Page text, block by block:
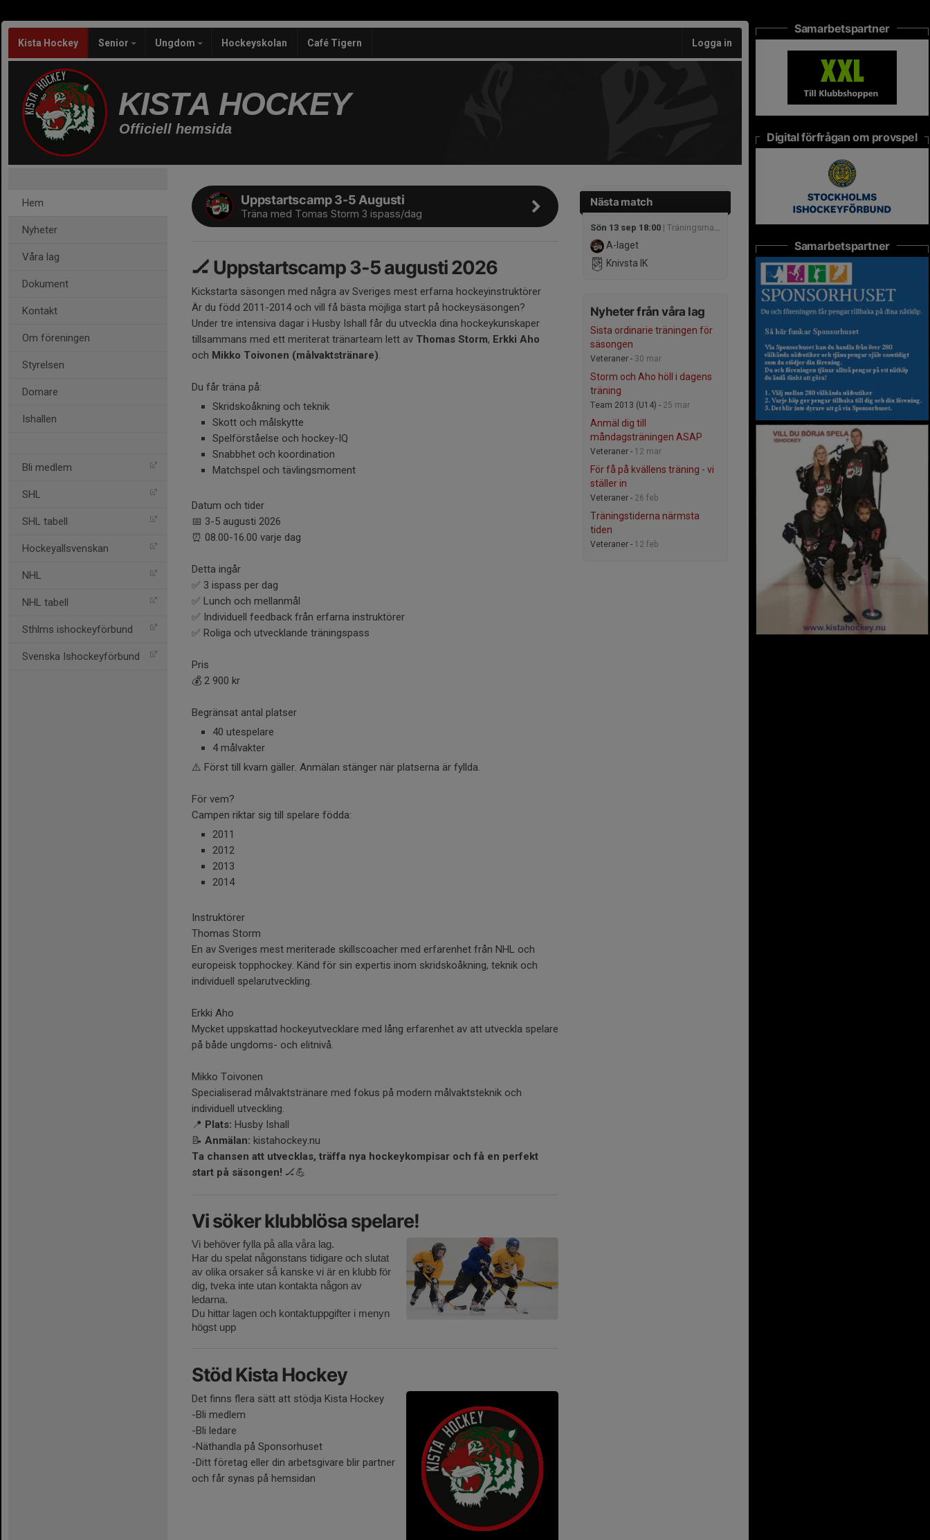
Kista Hockey Senior Ungdom Hockeyskolan Café Tigern Logga in
KISTA HOCKEY
Officiell hemsida
Hem
Nyheter
Våra lag
Dokument
Kontakt
Om föreningen
Styrelsen
Domare
Ishallen
Bli medlem
SHL
SHL tabell
Hockeyallsvenskan
NHL
NHL tabell
Sthlms ishockeyförbund
Svenska Ishockeyförbund
Nästa match
Sön 13 sep 18:00 | Träningsmatcher
A-laget
Knivsta IK
Nyheter från våra lag
Sista ordinarie träningen för
säsongen
Veteraner - 30 mar
Storm och Aho höll i dagens
träning
Team 2013 (U14) - 25 mar
Anmäl dig till
måndagsträningen ASAP
Veteraner - 12 mar
För få på kvällens träning - vi
ställer in
Veteraner - 26 feb
Träningstiderna närmsta
tiden
Veteraner - 12 feb
Uppstartscamp 3-5 Augusti
Träna med Tomas Storm 3 ispass/dag
🏒 Uppstartscamp 3-5 augusti 2026
Kickstarta säsongen med några av Sveriges mest erfarna hockeyinstruktörer
Är du född 2011-2014 och vill få bästa möjliga start på hockeysäsongen?
Under tre intensiva dagar i Husby Ishall får du utveckla dina hockeykunskaper
tillsammans med ett meriterat tränarteam lett av Thomas Storm, Erkki Aho
och Mikko Toivonen (målvaktstränare).
Du får träna på:
Skridskoåkning och teknik
Skott och målskytte
Spelförståelse och hockey-IQ
Snabbhet och koordination
Matchspel och tävlingsmoment
Datum och tider
📅 3-5 augusti 2026
⏰ 08.00-16.00 varje dag
Detta ingår
✅ 3 ispass per dag
✅ Lunch och mellanmål
✅ Individuell feedback från erfarna instruktörer
✅ Roliga och utvecklande träningspass
Pris
💰 2 900 kr
Begränsat antal platser
40 utespelare
4 målvakter
⚠️ Först till kvarn gäller. Anmälan stänger när platserna är fyllda.
För vem?
Campen riktar sig till spelare födda:
2011
2012
2013
2014
Instruktörer
Thomas Storm
En av Sveriges mest meriterade skillscoacher med erfarenhet från NHL och
europeisk topphockey. Känd för sin expertis inom skridskoåkning, teknik och
individuell spelarutveckling.
Erkki Aho
Mycket uppskattad hockeyutvecklare med lång erfarenhet av att utveckla spelare
på både ungdoms- och elitnivå.
Mikko Toivonen
Specialiserad målvaktstränare med fokus på modern målvaktsteknik och
individuell utveckling.
📍 Plats: Husby Ishall
📝 Anmälan: kistahockey.nu
Ta chansen att utvecklas, träffa nya hockeykompisar och få en perfekt
start på säsongen! 🏒💪
Vi söker klubblösa spelare!
Vi behöver fylla på alla våra lag.
Har du spelat någonstans tidigare och slutat
av olika orsaker så kanske vi är en klubb för
dig, tveka inte utan kontakta någon av
ledarna.
Du hittar lagen och kontaktuppgifter i menyn
högst upp
Stöd Kista Hockey
Det finns flera sätt att stödja Kista Hockey
-Bli medlem
-Bli ledare
-Näthandla på Sponsorhuset
-Ditt företag eller din arbetsgivare blir partner
och får synas på hemsidan
Samarbetspartner
Digital förfrågan om provspel
Samarbetspartner